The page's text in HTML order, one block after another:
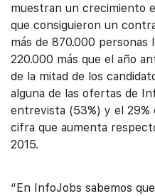
muestran un crecimiento
que consiguieron un
más de 870.000
220.000 más que el año
de la mitad de los
alguna de las ofertas de
entrevista (53%) y el 29%
cifra que aumenta
2015.
“En InfoJobs sabemos